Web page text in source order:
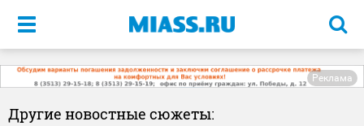
Меню
Реклама
Другие новостные сюжеты: